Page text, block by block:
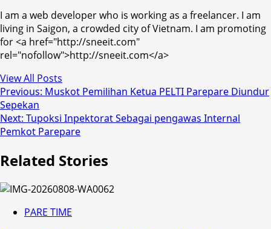
I am a web developer who is working as a freelancer. I am
living in Saigon, a crowded city of Vietnam. I am promoting
for <a href="http://sneeit.com"
rel="nofollow">http://sneeit.com</a>
View All Posts
Post
navigation
Previous: Muskot Pemilihan Ketua PELTI Parepare Diundur
Sepekan
Next: Tupoksi Inpektorat Sebagai pengawas Internal
Pemkot Parepare
Related Stories
PARE TIME